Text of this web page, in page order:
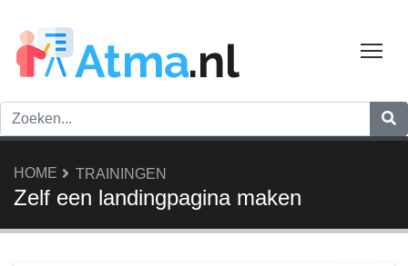
HOME TRAININGEN
Zelf een landingpagina maken